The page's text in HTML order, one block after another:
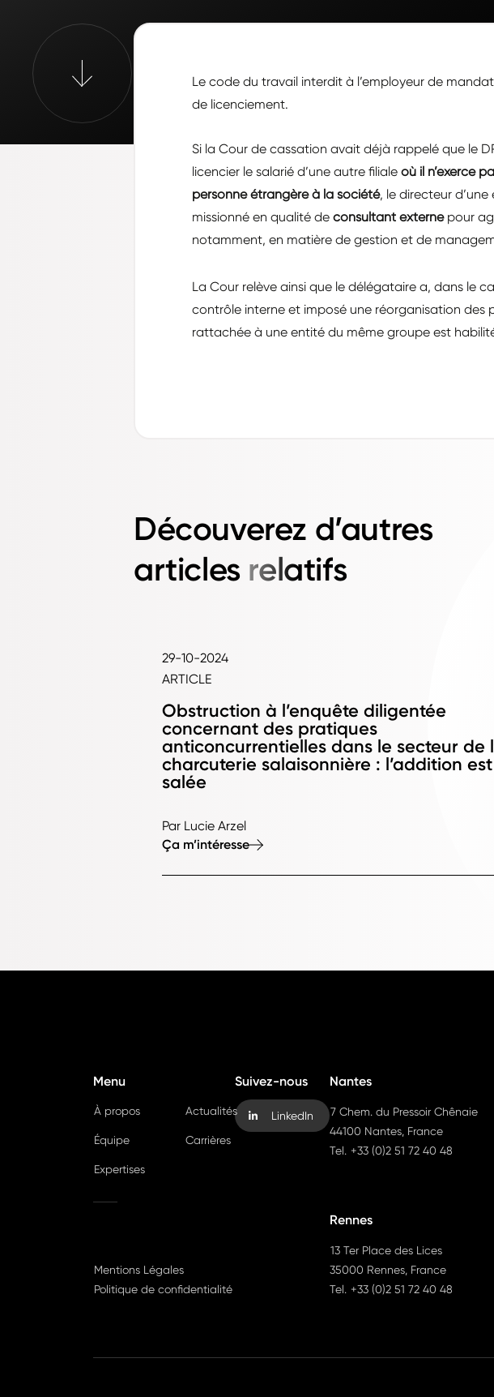
Le code du travail interdit à l’employeur de
de licenciement.
Si la Cour de cassation avait déjà rappelé que le
licencier le salarié d’une autre filiale où il n’exerce
personne étrangère à la société, le directeur
missionné en qualité de consultant externepour
notamment, en matière de gestion et de
La Cour relève ainsi que le délégataire a, dans le
contrôle interne et imposé une réorganisation des
rattachée à une entité du même groupe est
Découverez d’autres
articles relatifs
29-10-2024
ARTICLE
Obstruction à l’enquête diligentée
concernant des pratiques
anticoncurrentielles dans le secteur de
charcuterie salaisonnière : l’addition est
salée
Par Lucie Arzel
Ça m’intéresse
Menu
À propos Actualités
Équipe Carrières
Expertises
Suivez-nous
LinkedIn
Mentions Légales
Politique de confidentialité
Nantes
7 Chem. du Pressoir Chênaie
44100 Nantes, France
Tel. +33 (0)2 51 72 40 48
Rennes
13 Ter Place des Lices
35000 Rennes, France
Tel. +33 (0)2 51 72 40 48